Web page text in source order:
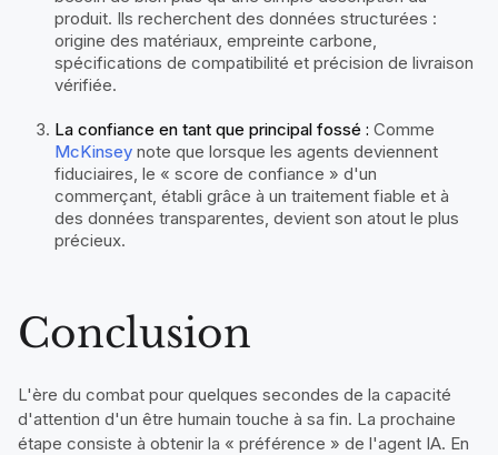
produit. Ils recherchent des données structurées :
origine des matériaux, empreinte carbone,
spécifications de compatibilité et précision de livraison
vérifiée.
La confiance en tant que principal fossé : Comme
McKinsey note que lorsque les agents deviennent
fiduciaires, le « score de confiance » d'un
commerçant, établi grâce à un traitement fiable et à
des données transparentes, devient son atout le plus
précieux.
Conclusion
L'ère du combat pour quelques secondes de la capacité
d'attention d'un être humain touche à sa fin. La prochaine
étape consiste à obtenir la « préférence » de l'agent IA. En